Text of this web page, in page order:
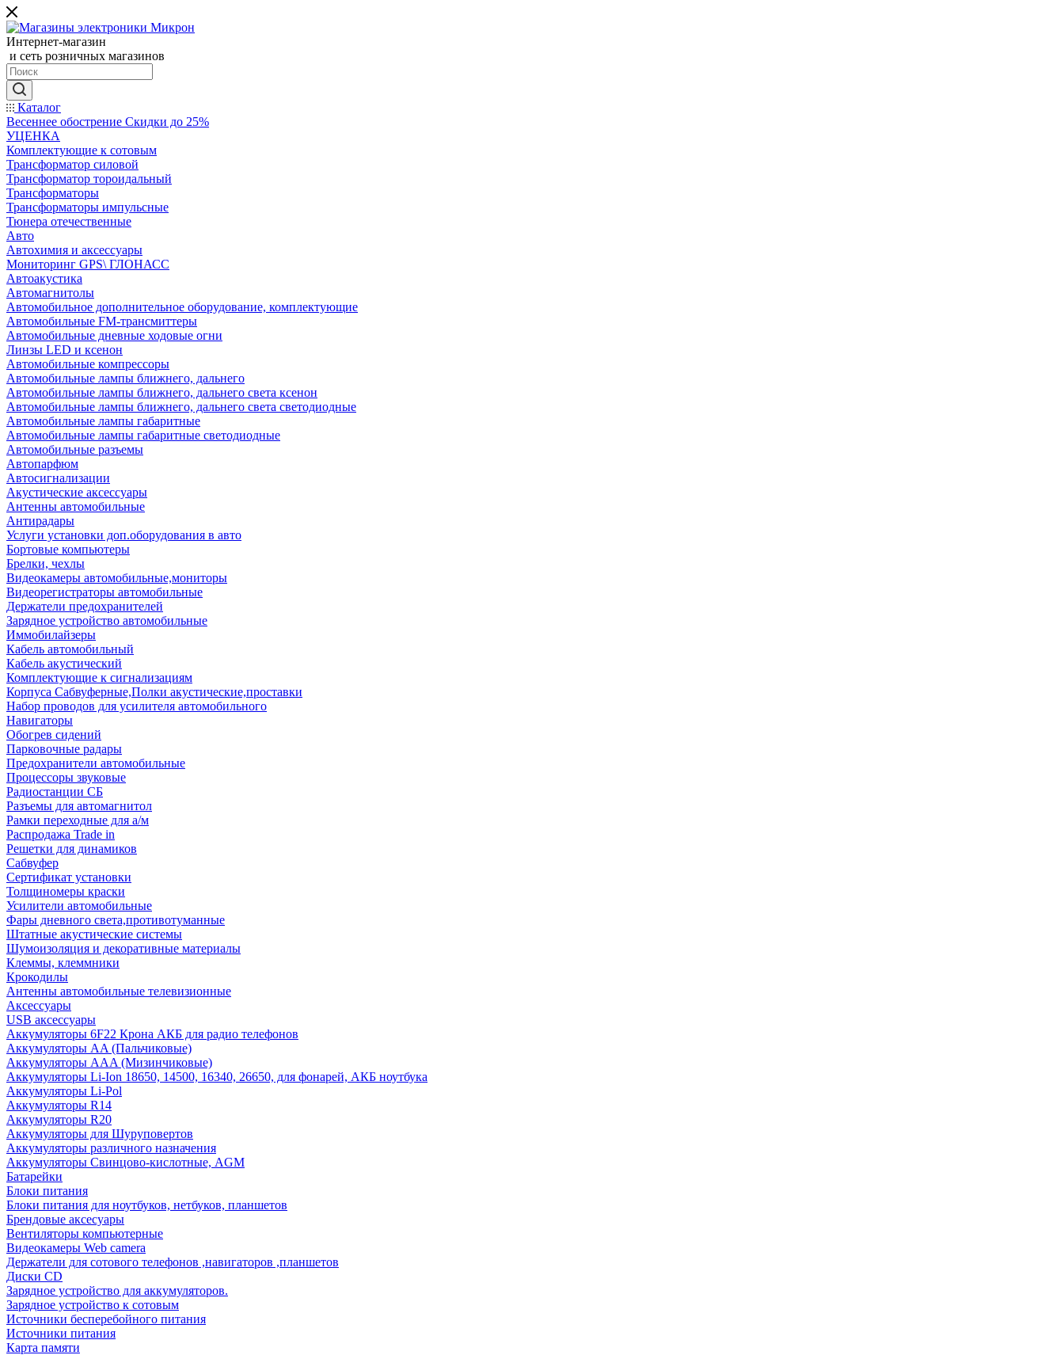
Интернет-магазин
и сеть розничных магазинов
Каталог
Весеннее обострение Скидки до 25%
УЦЕНКА
Комплектующие к сотовым
Трансформатор силовой
Трансформатор тороидальный
Трансформаторы
Трансформаторы импульсные
Тюнера отечественные
Авто
Автохимия и аксессуары
Мониторинг GPS\ ГЛОНАСС
Автоакустика
Автомагнитолы
Автомобильное дополнительное оборудование, комплектующие
Автомобильные FM-трансмиттеры
Автомобильные дневные ходовые огни
Линзы LED и ксенон
Автомобильные компрессоры
Автомобильные лампы ближнего, дальнего
Автомобильные лампы ближнего, дальнего света ксенон
Автомобильные лампы ближнего, дальнего света светодиодные
Автомобильные лампы габаритные
Автомобильные лампы габаритные светодиодные
Автомобильные разъемы
Автопарфюм
Автосигнализации
Акустические аксессуары
Антенны автомобильные
Антирадары
Услуги установки доп.оборудования в авто
Бортовые компьютеры
Брелки, чехлы
Видеокамеры автомобильные,мониторы
Видеорегистраторы автомобильные
Держатели предохранителей
Зарядное устройство автомобильные
Иммобилайзеры
Кабель автомобильный
Кабель акустический
Комплектующие к сигнализациям
Корпуса Сабвуферные,Полки акустические,проставки
Набор проводов для усилителя автомобильного
Навигаторы
Обогрев сидений
Парковочные радары
Предохранители автомобильные
Процессоры звуковые
Радиостанции СБ
Разъемы для автомагнитол
Рамки переходные для а/м
Распродажа Trade in
Решетки для динамиков
Сабвуфер
Сертификат установки
Толщиномеры краски
Усилители автомобильные
Фары дневного света,противотуманные
Штатные акустические системы
Шумоизоляция и декоративные материалы
Клеммы, клеммники
Крокодилы
Антенны автомобильные телевизионные
Аксессуары
USB аксессуары
Аккумуляторы 6F22 Крона АКБ для радио телефонов
Аккумуляторы AA (Пальчиковые)
Аккумуляторы AAA (Мизинчиковые)
Аккумуляторы Li-Ion 18650, 14500, 16340, 26650, для фонарей, АКБ ноутбука
Аккумуляторы Li-Pol
Аккумуляторы R14
Аккумуляторы R20
Аккумуляторы для Шуруповертов
Аккумуляторы различного назначения
Аккумуляторы Свинцово-кислотные, AGM
Батарейки
Блоки питания
Блоки питания для ноутбуков, нетбуков, планшетов
Брендовые аксесуары
Вентиляторы компьютерные
Видеокамеры Web camera
Держатели для сотового телефонов ,навигаторов ,планшетов
Диски CD
Зарядное устройство для аккумуляторов.
Зарядное устройство к сотовым
Источники бесперебойного питания
Источники питания
Карта памяти